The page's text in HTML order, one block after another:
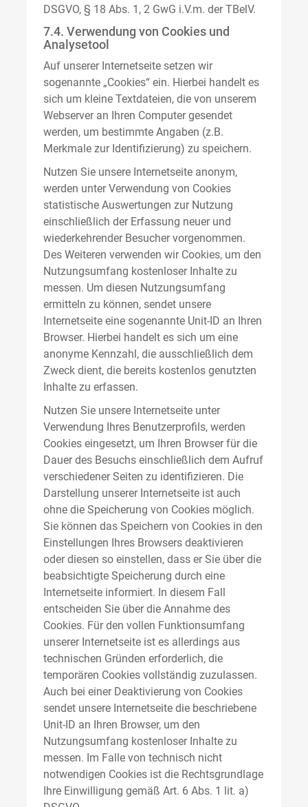
DSGVO, § 18 Abs. 1, 2 GwG i.V.m. der TBelV.
7.4. Verwendung von Cookies und
Analysetool
Auf unserer Internetseite setzen wir
sogenannte „Cookies“ ein. Hierbei handelt es
sich um kleine Textdateien, die von unserem
Webserver an Ihren Computer gesendet
werden, um bestimmte Angaben (z.B.
Merkmale zur Identifizierung) zu speichern.
Nutzen Sie unsere Internetseite anonym,
werden unter Verwendung von Cookies
statistische Auswertungen zur Nutzung
einschließlich der Erfassung neuer und
wiederkehrender Besucher vorgenommen.
Des Weiteren verwenden wir Cookies, um den
Nutzungsumfang kostenloser Inhalte zu
messen. Um diesen Nutzungsumfang
ermitteln zu können, sendet unsere
Internetseite eine sogenannte Unit-ID an Ihren
Browser. Hierbei handelt es sich um eine
anonyme Kennzahl, die ausschließlich dem
Zweck dient, die bereits kostenlos genutzten
Inhalte zu erfassen.
Nutzen Sie unsere Internetseite unter
Verwendung Ihres Benutzerprofils, werden
Cookies eingesetzt, um Ihren Browser für die
Dauer des Besuchs einschließlich dem Aufruf
verschiedener Seiten zu identifizieren. Die
Darstellung unserer Internetseite ist auch
ohne die Speicherung von Cookies möglich.
Sie können das Speichern von Cookies in den
Einstellungen Ihres Browsers deaktivieren
oder diesen so einstellen, dass er Sie über die
beabsichtigte Speicherung durch eine
Internetseite informiert. In diesem Fall
entscheiden Sie über die Annahme des
Cookies. Für den vollen Funktionsumfang
unserer Internetseite ist es allerdings aus
technischen Gründen erforderlich, die
temporären Cookies vollständig zuzulassen.
Auch bei einer Deaktivierung von Cookies
sendet unsere Internetseite die beschriebene
Unit-ID an Ihren Browser, um den
Nutzungsumfang kostenloser Inhalte zu
messen. Im Falle von technisch nicht
notwendigen Cookies ist die Rechtsgrundlage
Ihre Einwilligung gemäß Art. 6 Abs. 1 lit. a)